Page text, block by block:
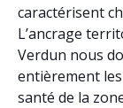
caractérisent
L’ancrage
Verdun nous
entièrement
santé de la